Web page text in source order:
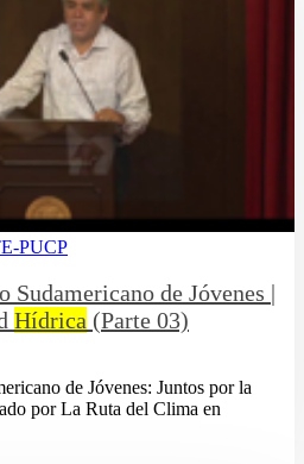
PUCP
Sudamericano de Jóvenes |
Hídrica (Parte 03)
de Jóvenes: Juntos por la
por La Ruta del Clima en